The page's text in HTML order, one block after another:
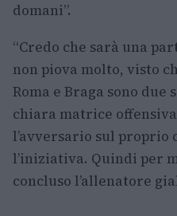
domani”.
“Credo che sarà una
non piova molto, visto
Roma e Braga sono due
chiara matrice
l’avversario sul proprio
l’iniziativa. Quindi per
concluso l’allenatore